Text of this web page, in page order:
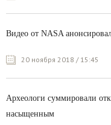
Видео от NASA
20 ноября 2018 / 15:45
Археологи суммировали
насыщенным